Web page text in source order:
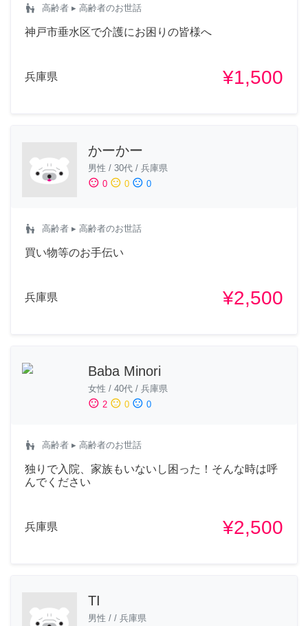
escalator_warning 高齢者 ▸ 高齢者のお世話
神戸市垂水区で介護にお困りの皆様へ
兵庫県 ¥1,500
かーかー
男性 / 30代 / 兵庫県
sentiment_satisfied 0 sentiment_neutral 0 sentiment_dissatisfied 0
escalator_warning 高齢者 ▸ 高齢者のお世話
買い物等のお手伝い
兵庫県 ¥2,500
Baba Minori
女性 / 40代 / 兵庫県
sentiment_satisfied 2 sentiment_neutral 0 sentiment_dissatisfied 0
escalator_warning 高齢者 ▸ 高齢者のお世話
独りで入院、家族もいないし困った！そんな時は呼
んでください
兵庫県 ¥2,500
TI
男性 / / 兵庫県